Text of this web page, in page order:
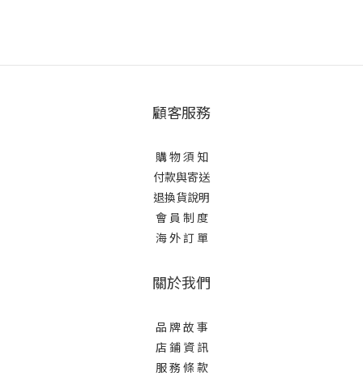
顧客服務
購 物 須 知
付款與寄送
退換貨說明
會 員 制 度
海 外 訂 單
關於我們
品 牌 故 事
店 鋪 資 訊
服 務 條 款